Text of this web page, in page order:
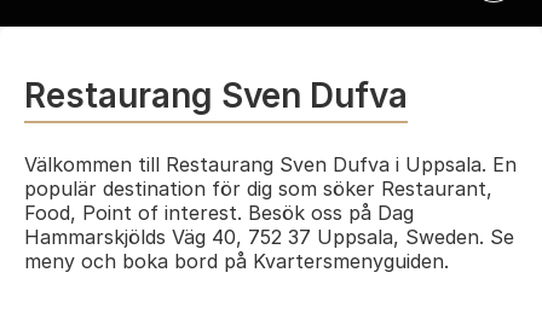
Restaurang Sven Dufva
Välkommen till Restaurang Sven Dufva i Uppsala. En
populär destination för dig som söker Restaurant,
Food, Point of interest. Besök oss på Dag
Hammarskjölds Väg 40, 752 37 Uppsala, Sweden. Se
meny och boka bord på Kvartersmenyguiden.